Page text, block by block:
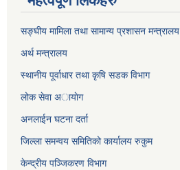
सङ्घीय मामिला तथा सामान्य प्रशासन मन्त्रालय
अर्थ मन्त्रालय
स्थानीय पूर्वाधार तथा कृषि सडक विभाग
लोक सेवा अायाेग
अनलाईन घटना दर्ता
जिल्ला समन्वय समितिको कार्यालय रुकुम
केन्द्रीय पञ्जिकरण विभाग